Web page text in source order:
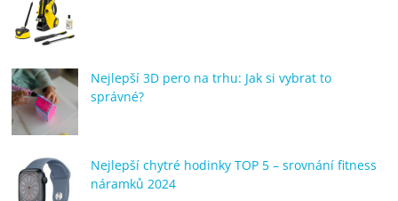
Nejlepší 3D pero na trhu: Jak si vybrat to
správné?
Nejlepší chytré hodinky TOP 5 – srovnání fitness
náramků 2024